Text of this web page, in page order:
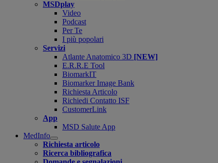
MSDplay
Video
Podcast
Per Te
I più popolari
Servizi
Atlante Anatomico 3D [NEW]
E.R.R.E Tool
BiomarkIT
Biomarker Image Bank
Richiesta Articolo
Richiedi Contatto ISF
CustomerLink
App
MSD Salute App
MedInfo
Open
submenu
Richiesta articolo
Ricerca bibliografica